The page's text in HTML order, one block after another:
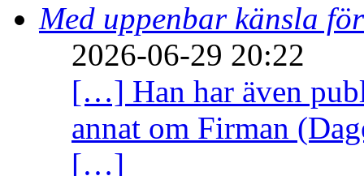
Med uppenbar känsla
2026-06-29 20:22
[…] Han har även
annat om Firman
[…]